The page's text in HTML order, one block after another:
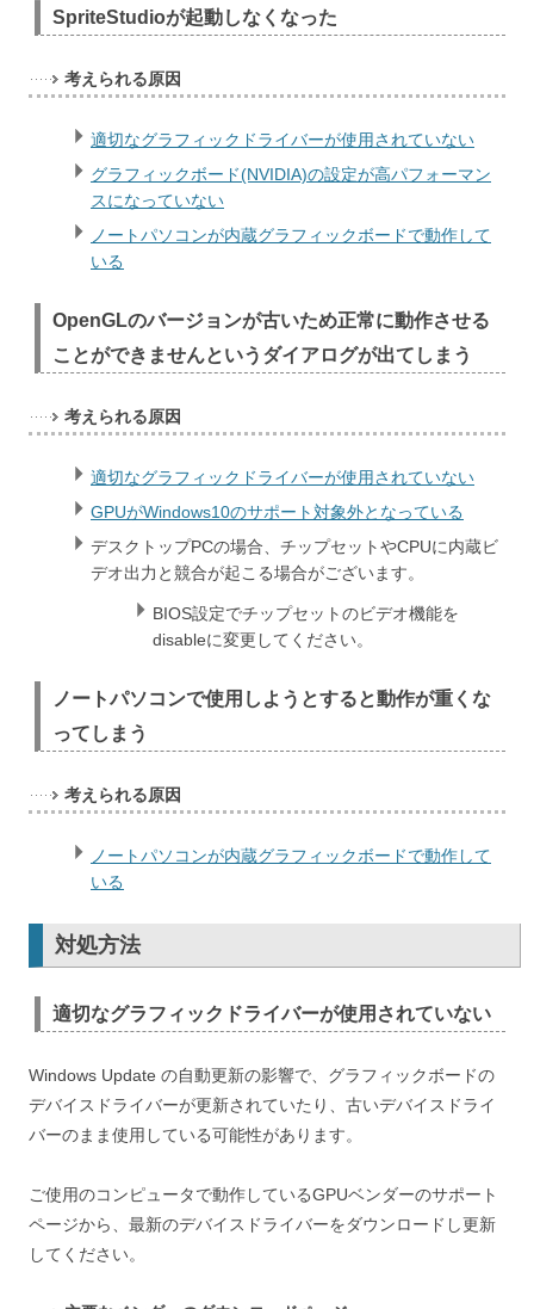
SpriteStudioが起動しなくなった
考えられる原因
適切なグラフィックドライバーが使用されていない
グラフィックボード(NVIDIA)の設定が高パフォーマン
スになっていない
ノートパソコンが内蔵グラフィックボードで動作して
いる
OpenGLのバージョンが古いため正常に動作させる
ことができませんというダイアログが出てしまう
考えられる原因
適切なグラフィックドライバーが使用されていない
GPUがWindows10のサポート対象外となっている
デスクトップPCの場合、チップセットやCPUに内蔵ビ
デオ出力と競合が起こる場合がございます。
BIOS設定でチップセットのビデオ機能を
disableに変更してください。
ノートパソコンで使用しようとすると動作が重くな
ってしまう
考えられる原因
ノートパソコンが内蔵グラフィックボードで動作して
いる
対処方法
適切なグラフィックドライバーが使用されていない
Windows Update の自動更新の影響で、グラフィックボードの
デバイスドライバーが更新されていたり、古いデバイスドライ
バーのまま使用している可能性があります。
ご使用のコンピュータで動作しているGPUベンダーのサポート
ページから、最新のデバイスドライバーをダウンロードし更新
してください。